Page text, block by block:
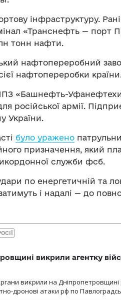
інфраструктуру.
«Транснефть — порт
тонн нафти.
нафтопереробний
нафтопереробки
«Башнефть-
російської армії.
України.
було уражено
призначення, який
служби фсб.
по енергетичній та
і надалі — до
викрили агентку
викрили на Дніпропетровщині
дронові атаки рф по